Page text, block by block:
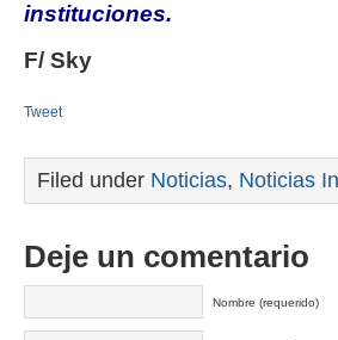
instituciones.
F/ Sky
Tweet
Filed under Noticias, Noticias
Deje un comentario
Nombre (requerido)